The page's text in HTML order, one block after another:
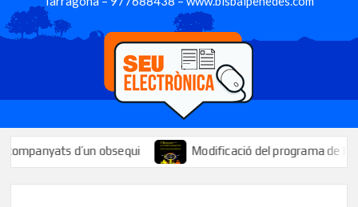
d’un obsequi Modificació del programa de la Festa